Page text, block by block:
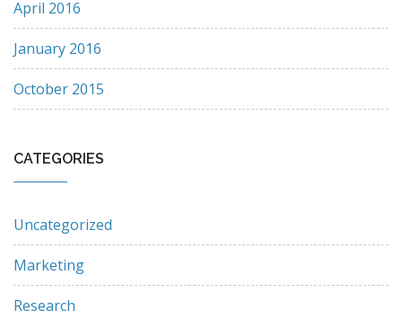
April 2016
January 2016
October 2015
CATEGORIES
Uncategorized
Marketing
Research